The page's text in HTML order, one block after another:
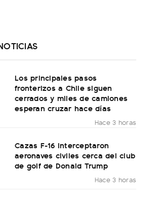
Los principales pasos
fronterizos a Chile siguen
cerrados y miles de camiones
esperan cruzar hace días
Hace 3 horas
Cazas F-16 interceptaron
aeronaves civiles cerca del club
de golf de Donald Trump
Hace 3 horas